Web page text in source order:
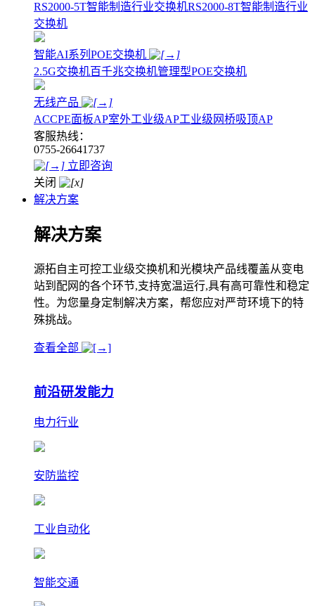
RS2000-5T智能制造行业交换机RS2000-8T智能制造行业
交换机
智能AI系列POE交换机
2.5G交换机百千兆交换机管理型POE交换机
无线产品
ACCPE面板AP室外工业级AP工业级网桥吸顶AP
客服热线：
0755-26641737
立即咨询
关闭
解决方案
解决方案
源拓自主可控工业级交换机和光模块产品线覆盖从变电
站到配网的各个环节,支持宽温运行,具有高可靠性和稳定
性。为您量身定制解决方案，帮您应对严苛环境下的特
殊挑战。
查看全部
前沿研发能力
电力行业
安防监控
工业自动化
智能交通